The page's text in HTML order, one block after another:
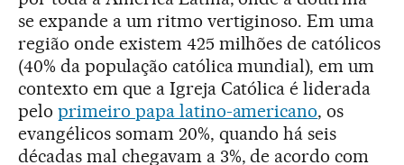
se expande a um ritmo vertiginoso. Em uma
região onde existem 425 milhões de católicos
(40% da população católica mundial), em um
contexto em que a Igreja Católica é liderada
pelo primeiro papa latino-americano, os
evangélicos somam 20%, quando há seis
décadas mal chegavam a 3%, de acordo com